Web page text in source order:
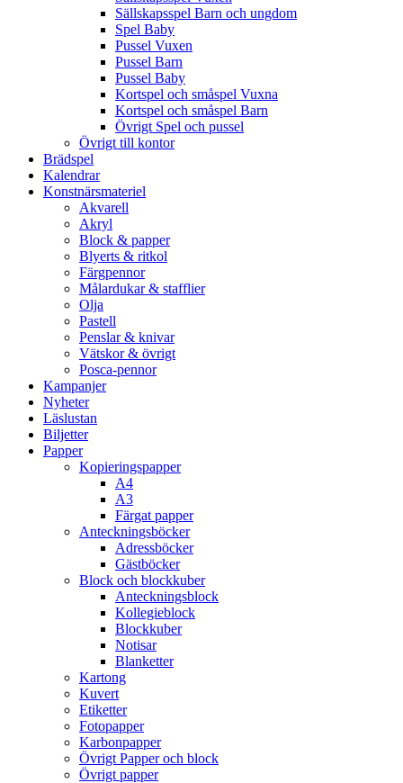
Sällskapsspel Barn och ungdom
Spel Baby
Pussel Vuxen
Pussel Barn
Pussel Baby
Kortspel och småspel Vuxna
Kortspel och småspel Barn
Övrigt Spel och pussel
Övrigt till kontor
Brädspel
Kalendrar
Konstnärsmateriel
Akvarell
Akryl
Block & papper
Blyerts & ritkol
Färgpennor
Målardukar & stafflier
Olja
Pastell
Penslar & knivar
Vätskor & övrigt
Posca-pennor
Kampanjer
Nyheter
Läslustan
Biljetter
Papper
Kopieringspapper
A4
A3
Färgat papper
Anteckningsböcker
Adressböcker
Gästböcker
Block och blockkuber
Anteckningsblock
Kollegieblock
Blockkuber
Notisar
Blanketter
Kartong
Kuvert
Etiketter
Fotopapper
Karbonpapper
Övrigt Papper och block
Övrigt papper